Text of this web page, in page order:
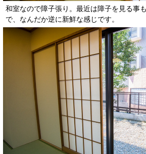
和室なので障子張り。最近は障子を見る事
で、なんだか逆に新鮮な感じです。